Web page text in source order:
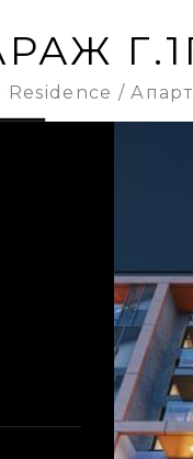
Residence